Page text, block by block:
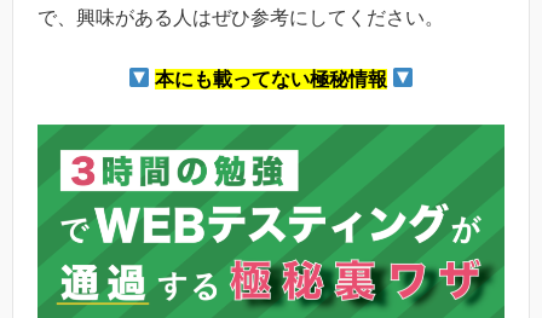
で、興味がある人はぜひ参考にしてください。
本にも載ってない極秘情報